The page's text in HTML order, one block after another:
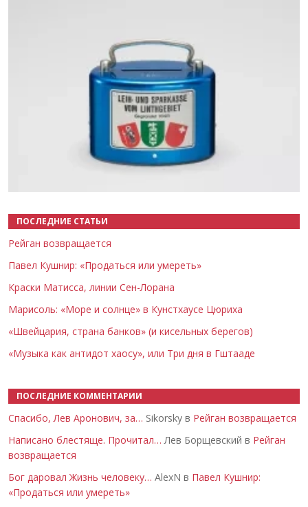
ПОСЛЕДНИЕ СТАТЬИ
Рейган возвращается
Павел Кушнир: «Продаться или умереть»
Краски Матисса, линии Сен-Лорана
Марисоль: «Море и солнце» в Кунстхаусе Цюриха
«Швейцария, страна банков» (и кисельных берегов)
«Музыка как антидот хаосу», или Три дня в Гштааде
ПОСЛЕДНИЕ КОММЕНТАРИИ
Спасибо, Лев Аронович, за… Sikorsky в Рейган возвращается
Написано блестяще. Прочитал… Лев Борщевский в Рейган
возвращается
Бог даровал Жизнь человеку… AlexN в Павел Кушнир:
«Продаться или умереть»